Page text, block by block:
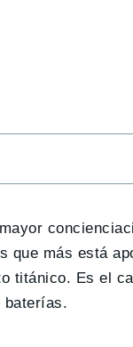
más está
titánico. Es el
baterías.